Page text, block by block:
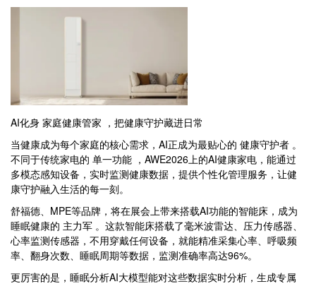
AI化身 家庭健康管家 ，把健康守护藏进日常
当健康成为每个家庭的核心需求，AI正成为最贴心的 健康守护者 。
不同于传统家电的 单一功能 ，AWE2026上的AI健康家电，能通过
多模态感知设备，实时监测健康数据，提供个性化管理服务，让健
康守护融入生活的每一刻。
舒福德、MPE等品牌，将在展会上带来搭载AI功能的智能床，成为
睡眠健康的 主力军 。这款智能床搭载了毫米波雷达、压力传感器、
心率监测传感器，不用穿戴任何设备，就能精准采集心率、呼吸频
率、翻身次数、睡眠周期等数据，监测准确率高达96%。
更厉害的是，睡眠分析AI大模型能对这些数据实时分析，生成专属